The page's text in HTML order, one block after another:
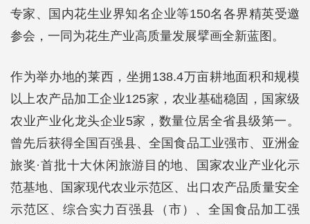
专家、国内花生业界知名企业等150名各界精英受邀
参会，一同为花生产业高质量发展擘画全新蓝图。
作为举办地的莱西，坐拥138.4万亩耕地面积和规模
以上农产品加工企业125家，农业基础稳固，国家级
农业产业化龙头企业5家，数量位居全省县级第一。
曾先后获得全国百强县、全国食品工业强市、亚洲金
旅奖·首批十大休闲旅游目的地、国家农业产业化示
范基地、国家现代农业示范区、出口农产品质量安全
示范区、综合实力百强县（市）、全国食品加工强